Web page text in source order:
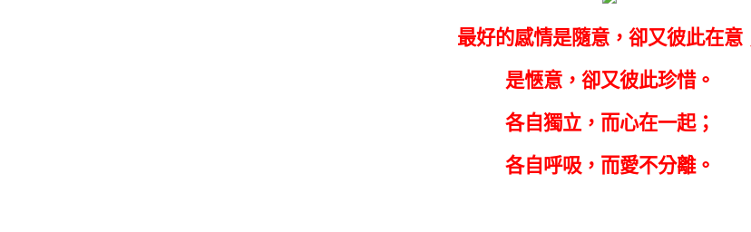
最好的感情是隨意，卻又彼此在意
是愜意，卻又彼此珍惜。
各自獨立，而心在一起；
各自呼吸，而愛不分離。